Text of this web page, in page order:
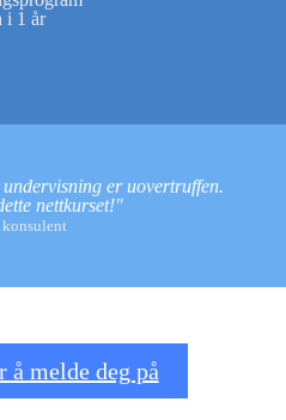
i 1 år
er uovertruffen.
nettkurset!"
konsulent
melde deg på